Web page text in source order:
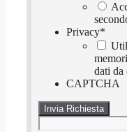
Privacy*
dati da
CAPTCHA